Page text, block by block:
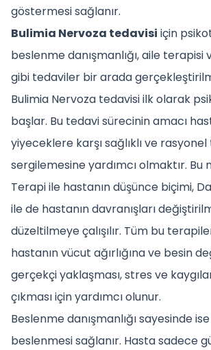
göstermesi sağlanır.
Bulimia Nervoza tedavisi için
beslenme danışmanlığı, aile terapisi
gibi tedaviler bir arada
Bulimia Nervoza tedavisi ilk olarak
başlar. Bu tedavi sürecinin amacı
yiyeceklere karşı sağlıklı ve
sergilemesine yardımcı olmaktır. Bu
Terapi ile hastanın düşünce biçimi,
ile de hastanın davranışları
düzeltilmeye çalışılır. Tüm bu
hastanın vücut ağırlığına ve besin
gerçekçi yaklaşması, stres ve
çıkması için yardımcı olunur.
Beslenme danışmanlığı sayesinde
beslenmesi sağlanır. Hasta sadece